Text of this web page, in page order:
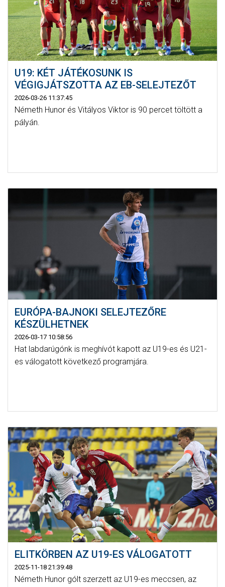
U19: KÉT JÁTÉKOSUNK IS
VÉGIGJÁTSZOTTA AZ EB-SELEJTEZŐT
2026-03-26 11:37:45
Németh Hunor és Vitályos Viktor is 90 percet töltött a
pályán.
EURÓPA-BAJNOKI SELEJTEZŐRE
KÉSZÜLHETNEK
2026-03-17 10:58:56
Hat labdarúgónk is meghívót kapott az U19-es és U21-
es válogatott következő programjára.
ELITKÖRBEN AZ U19-ES VÁLOGATOTT
2025-11-18 21:39:48
Németh Hunor gólt szerzett az U19-es meccsen, az